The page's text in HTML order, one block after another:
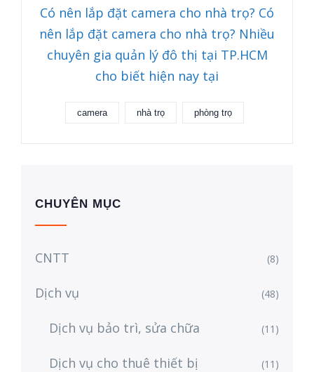
Có nên lắp đặt camera cho nhà trọ? Có
nên lắp đặt camera cho nhà trọ? Nhiều
chuyên gia quản lý đô thị tại TP.HCM
cho biết hiện nay tại
camera nhà trọ phòng trọ
CHUYÊN MỤC
CNTT (8)
Dịch vụ (48)
Dịch vụ bảo trì, sửa chữa (11)
Dịch vụ cho thuê thiết bị (11)